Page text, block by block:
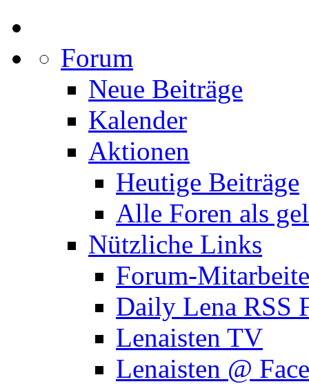
Forum
Neue Beiträge
Kalender
Aktionen
Heutige Beiträge
Alle Foren als
Nützliche Links
Forum-
Daily Lena RSS
Lenaisten TV
Lenaisten @